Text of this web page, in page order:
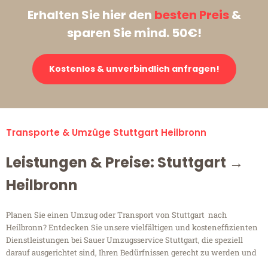
Erhalten Sie hier den besten Preis&
sparen Sie mind. 50€!
Kostenlos & unverbindlich anfragen!
Transporte & Umzüge Stuttgart Heilbronn
Leistungen & Preise: Stuttgart →
Heilbronn
Planen Sie einen Umzug oder Transport von Stuttgart nach
Heilbronn? Entdecken Sie unsere vielfältigen und kosteneffizienten
Dienstleistungen bei Sauer Umzugsservice Stuttgart, die speziell
darauf ausgerichtet sind, Ihren Bedürfnissen gerecht zu werden und